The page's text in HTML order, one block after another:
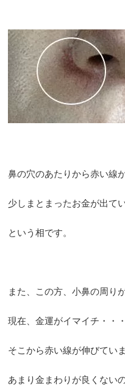
鼻の穴のあたりから赤い線
少しまとまったお金が出て
という相です。
また、この方、小鼻の周り
現在、金運がイマイチ・・・
そこから赤い線が伸びていま
あまり金まわりが良くない